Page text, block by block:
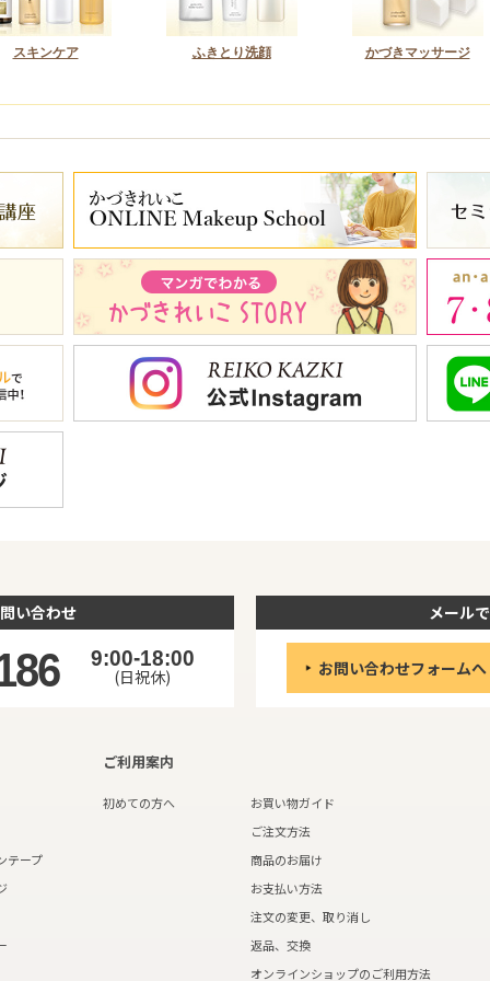
スキンケア ふきとり洗顔 かづきマッサージ
い合わせ
9:00-18:00
(日祝休)
メール
お問い合わせフォームへ
テープ
ご利用案内
初めての方へ
お買い物ガイド
ご注文方法
商品のお届け
お支払い方法
注文の変更、取り消し
返品、交換
オンラインショップのご利用方法